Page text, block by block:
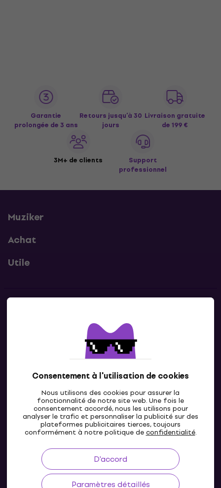
Consentement à l'utilisation de cookies
Nous utilisons des cookies pour assurer la
fonctionnalité de notre site web. Une fois le
consentement accordé, nous les utilisons pour
analyser le trafic et personnaliser la publicité sur des
plateformes publicitaires tierces, toujours
conformément à notre politique deconfidentialité.
D'accord
Paramètres détaillés
Garantie
prolongée de 3 ans
Retours jusqu’à 30
jours
Livraison gratuite
de 199 €
3M+ de clients
Support
professionnel
Muziker
Achat
Utile
Contacte nous
LU